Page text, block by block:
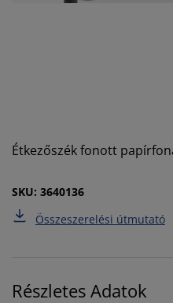
Étkezőszék fonott
SKU: 3640136
Összeszerelési útmutató
Részletes Adatok